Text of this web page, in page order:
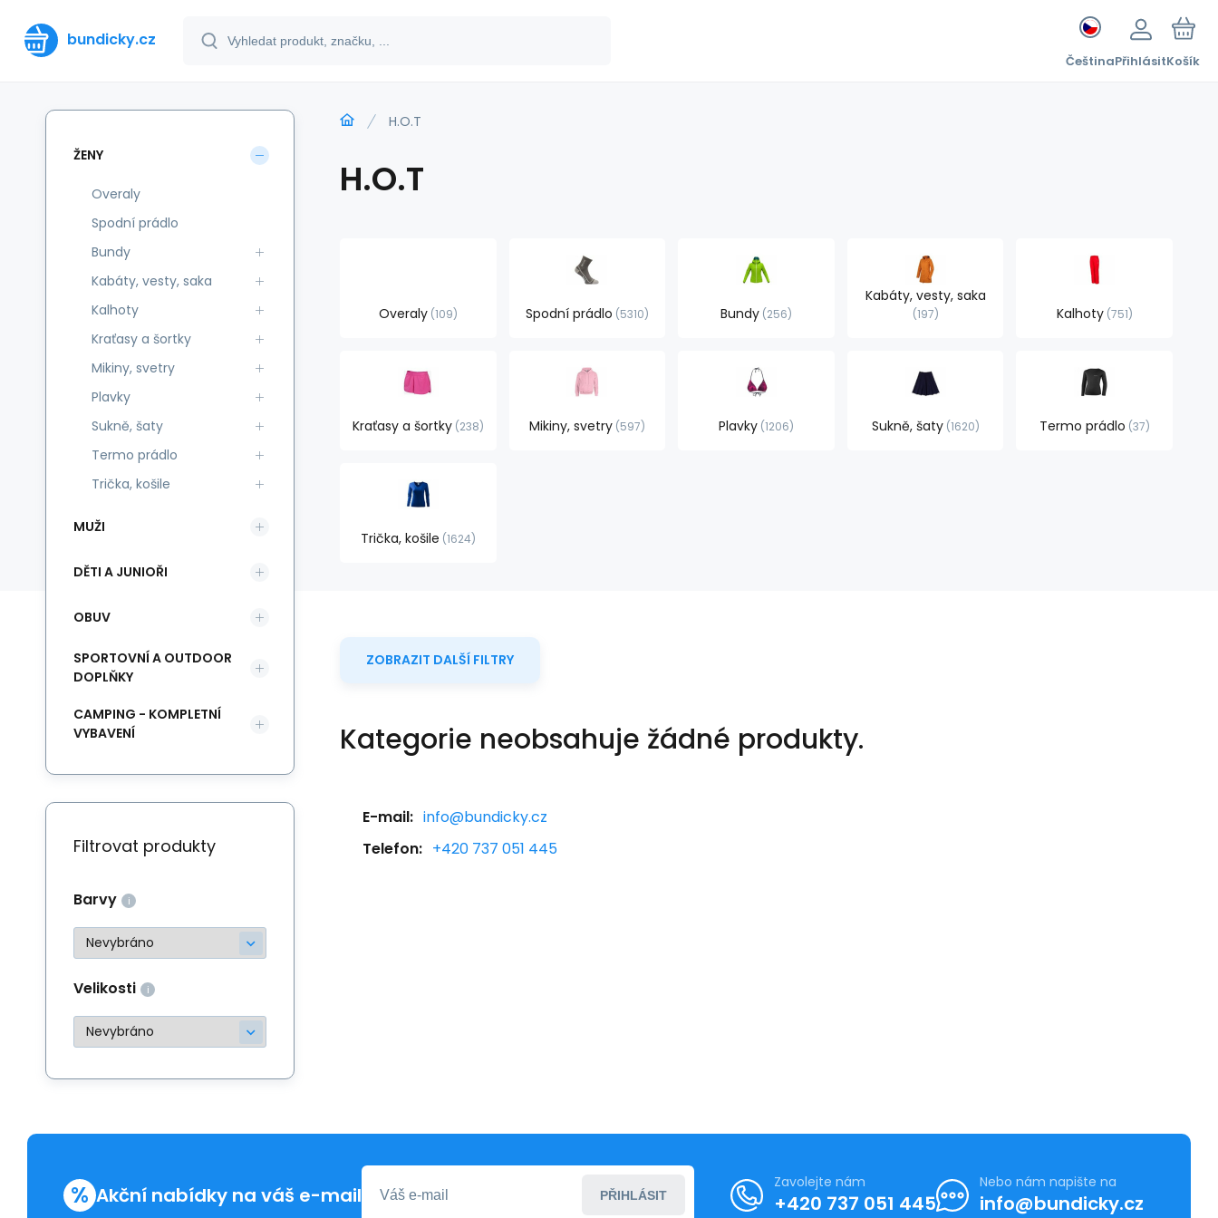
bundicky.cz
ČeštinaPřihlásitKošík
H.O.T
H.O.T
Overaly 109 Spodní prádlo 5310 Bundy 256
Kabáty, vesty, saka
197 Kalhoty 751
Kraťasy a šortky 238 Mikiny, svetry 597 Plavky 1206 Sukně, šaty 1620 Termo prádlo 37
Trička, košile 1624
ZOBRAZIT DALŠÍ FILTRY
Kategorie neobsahuje žádné produkty.
E-mail: info@bundicky.cz
Telefon: +420 737 051 445
ŽENY
Overaly
Spodní prádlo
Bundy
Kabáty, vesty, saka
Kalhoty
Kraťasy a šortky
Mikiny, svetry
Plavky
Sukně, šaty
Termo prádlo
Trička, košile
MUŽI
DĚTI A JUNIOŘI
OBUV
SPORTOVNÍ A OUTDOOR
DOPLŇKY
CAMPING - KOMPLETNÍ
VYBAVENÍ
Filtrovat produkty
Barvy
Velikosti
% Akční nabídky na váš e-mail PŘIHLÁSIT
Zavolejte nám
+420 737 051 445
Nebo nám napište na
info@bundicky.cz